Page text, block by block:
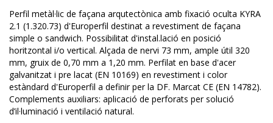
Perfil metàl·lic de façana arqutectònica amb fixació oculta KYRA
2.1 (1.320.73) d'Europerfil destinat a revestiment de façana
simple o sandwich. Possibilitat d'instal.lació en posició
horitzontal i/o vertical. Alçada de nervi 73 mm, ample útil 320
mm, gruix de 0,70 mm a 1,20 mm. Perfilat en base d'acer
galvanitzat i pre lacat (EN 10169) en revestiment i color
estàndard d'Europerfil a definir per la DF. Marcat CE (EN 14782).
Complements auxiliars: aplicació de perforats per solució
d’il·luminació i ventilació natural.